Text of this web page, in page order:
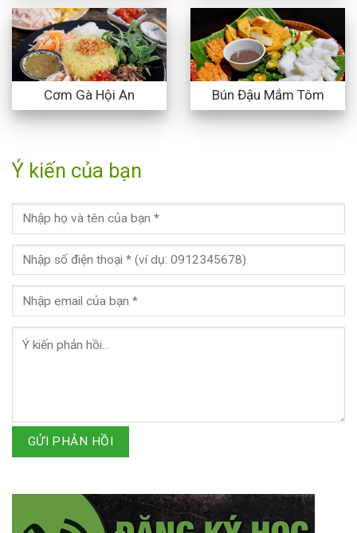
Cơm Gà Hội An Bún Đậu Mắm Tôm
Ý kiến của bạn
GỬI PHẢN HỒI